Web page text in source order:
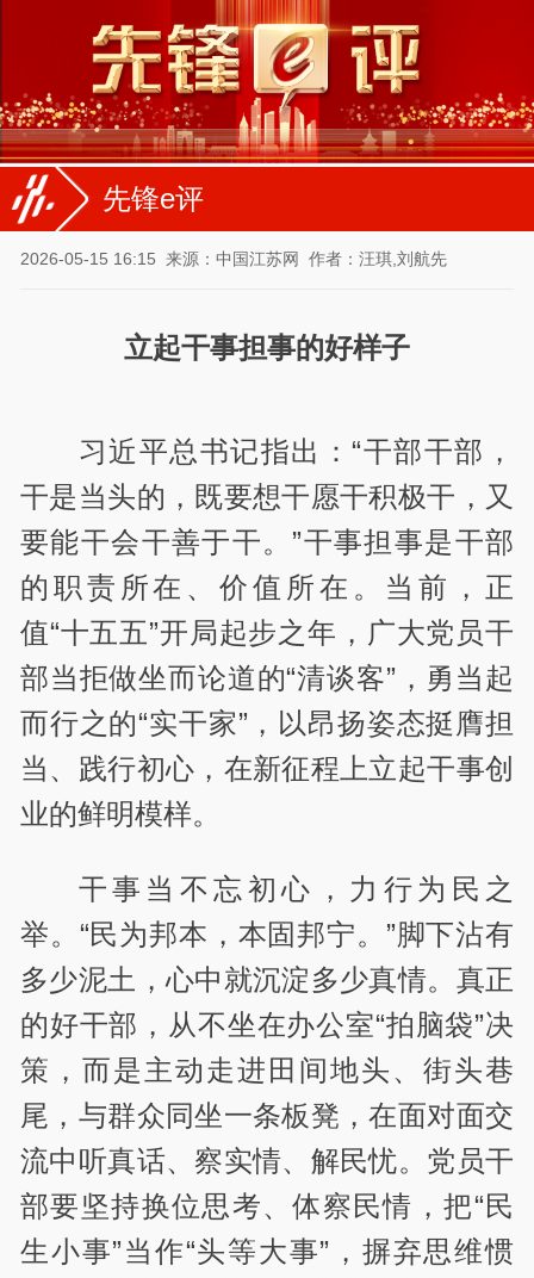
先锋e评
2026-05-15 16:15 来源：中国江苏网 作者：汪琪,刘航先
立起干事担事的好样子
习近平总书记指出：“干部干部，
干是当头的，既要想干愿干积极干，又
要能干会干善于干。”干事担事是干部
的职责所在、价值所在。当前，正
值“十五五”开局起步之年，广大党员干
部当拒做坐而论道的“清谈客”，勇当起
而行之的“实干家”，以昂扬姿态挺膺担
当、践行初心，在新征程上立起干事创
业的鲜明模样。
干事当不忘初心，力行为民之
举。“民为邦本，本固邦宁。”脚下沾有
多少泥土，心中就沉淀多少真情。真正
的好干部，从不坐在办公室“拍脑袋”决
策，而是主动走进田间地头、街头巷
尾，与群众同坐一条板凳，在面对面交
流中听真话、察实情、解民忧。党员干
部要坚持换位思考、体察民情，把“民
生小事”当作“头等大事”，摒弃思维惯